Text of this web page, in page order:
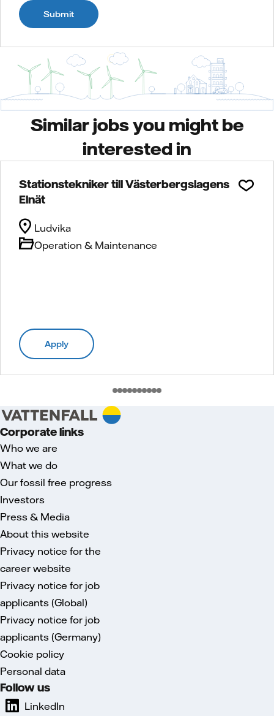
Submit
Similar jobs you might be
interested in
Stationstekniker till Västerbergslagens
Elnät
Operation & Maintenance
Ludvika
Apply
Corporate links
Who we are
What we do
Our fossil free progress
Investors
Press & Media
About this website
Privacy notice for the
career website
Privacy notice for job
applicants (Global)
Privacy notice for job
applicants (Germany)
Cookie policy
Personal data
Follow us
LinkedIn